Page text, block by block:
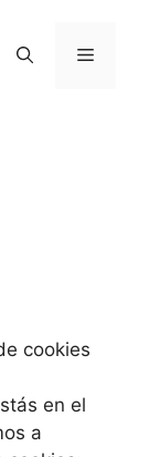
Menú
cookies
en el
a